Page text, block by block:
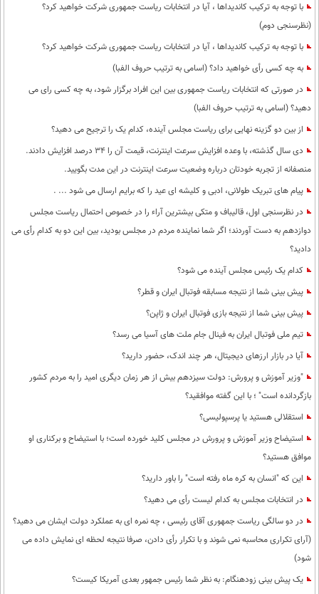
با توجه به ترکیب کاندیداها ، آیا در انتخابات ریاست جمهوری شرکت خواهید کرد؟
(نظرسنجی دوم)
با توجه به ترکیب کاندیداها ، آیا در انتخابات ریاست جمهوری شرکت خواهید کرد؟
به چه کسی رأی خواهید داد؟ (اسامی به ترتیب حروف الفبا)
در صورتی که انتخابات ریاست جمهوری بین این افراد برگزار شود، به چه کسی رای می
دهید؟ (اسامی به ترتیب حروف الفبا)
از بین دو گزینه نهایی برای ریاست مجلس آینده، کدام یک را ترجیح می دهید؟
دی سال گذشته، با وعده افزایش سرعت اینترنت، قیمت آن را 34 درصد افزایش دادند.
منصفانه از تجربه خودتان درباره وضعیت سرعت اینترنت در این مدت بگویید.
پیام های تبریک طولانی، ادبی و کلیشه ای عید را که برایم ارسال می شود ... .
در نظرسنجی اول، قالیباف و متکی بیشترین آراء را در خصوص احتمال ریاست مجلس
دوازدهم به دست آوردند؛ اگر شما نماینده مردم در مجلس بودید، بین این دو به کدام رأی می
دادید؟
کدام یک رئیس مجلس آینده می شود؟
پیش بینی شما از نتیجه مسابقه فوتبال ایران و قطر؟
پیش بینی شما از نتیجه بازی فوتبال ایران و ژاپن؟
تیم ملی فوتبال ایران به فینال جام ملت های آسیا می رسد؟
آیا در بازار ارزهای دیجیتال، هر چند اندک، حضور دارید؟
"وزیر آموزش و پرورش: دولت سیزدهم بیش از هر زمان دیگری امید را به مردم کشور
بازگردانده است" ؛ با این گفته موافقید؟
استقلالی هستید یا پرسپولیسی؟
استیضاح وزیر آموزش و پرورش در مجلس کلید خورده است؛ با استیضاح و برکناری او
موافق هستید؟
این که "انسان به کره ماه رفته است" را باور دارید؟
در انتخابات مجلس به کدام لیست رأی می دهید؟
در دو سالگی ریاست جمهوری آقای رئیسی ، چه نمره ای به عملکرد دولت ایشان می دهید؟
(آرای تکراری محاسبه نمی شوند و با تکرار رأی دادن، صرفا نتیجه لحظه ای نمایش داده می
شود)
یک پیش بینی زودهنگام: به نظر شما رئیس جمهور بعدی آمریکا کیست؟